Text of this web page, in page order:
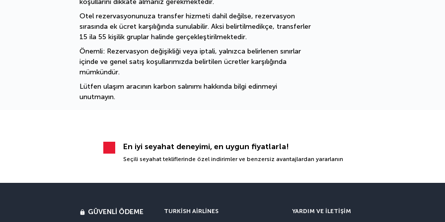
koşullarını dikkate almanız gerekmektedir.
Otel rezervasyonunuza transfer hizmeti dahil değilse, rezervasyon
sırasında ek ücret karşılığında sunulabilir. Aksi belirtilmedikçe, transferler
15 ila 55 kişilik gruplar halinde gerçekleştirilmektedir.
Önemli: Rezervasyon değişikliği veya iptali, yalnızca belirlenen sınırlar
içinde ve genel satış koşullarımızda belirtilen ücretler karşılığında
mümkündür.
Lütfen ulaşım aracının karbon salınımı hakkında bilgi edinmeyi
unutmayın.
En iyi seyahat deneyimi, en uygun fiyatlarla!
Seçili seyahat tekliflerinde özel indirimler ve benzersiz avantajlardan yararlanın
GÜVENLI ÖDEME TURKISH AIRLINES YARDIM VE ILETIŞIM